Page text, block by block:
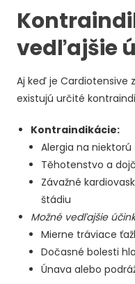
vedľajšie
Aj keď je Cardiotensive
existujú určité
Kontraindikácie:
Alergia na
Těhotenstvo a
Závažné
štádiu
Možné vedľajšie
Mierne tráviace
Dočasné bolesti
Únava alebo